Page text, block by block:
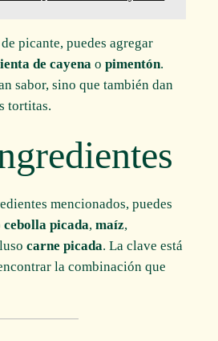
picante, puedes agregar
de cayena opimentón.
sabor, sino que también dan
tortitas.
mencionados, puedes
cebolla picada,maíz,
carne picada. La clave está
la combinación que